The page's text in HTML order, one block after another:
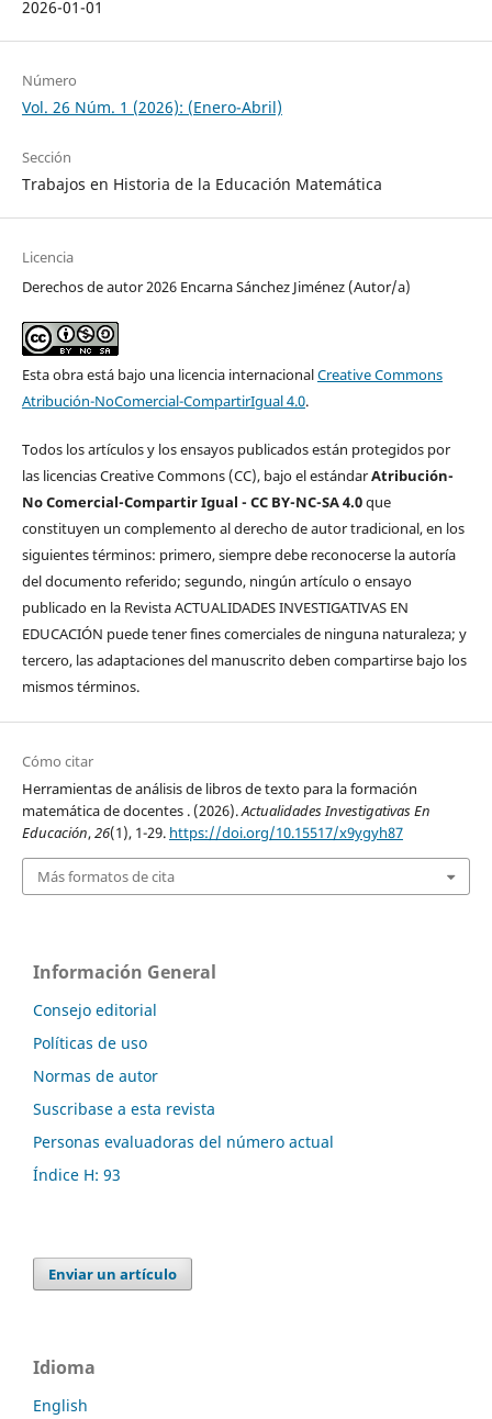
2026-01-01
Número
Vol. 26 Núm. 1 (2026): (Enero-Abril)
Sección
Trabajos en Historia de la Educación Matemática
Licencia
Derechos de autor 2026 Encarna Sánchez Jiménez (Autor/a)
Esta obra está bajo una licencia internacionalCreative Commons
Atribución-NoComercial-CompartirIgual 4.0.
Todos los artículos y los ensayos publicados están protegidos por
las licencias Creative Commons (CC), bajo el estándarAtribución-
No Comercial-Compartir Igual - CC BY-NC-SA 4.0que
constituyen un complemento al derecho de autor tradicional, en los
siguientes términos: primero, siempre debe reconocerse la autoría
del documento referido; segundo, ningún artículo o ensayo
publicado en la Revista ACTUALIDADES INVESTIGATIVAS EN
EDUCACIÓN puede tener fines comerciales de ninguna naturaleza; y
tercero, las adaptaciones del manuscrito deben compartirse bajo los
mismos términos.
Cómo citar
Herramientas de análisis de libros de texto para la formación
matemática de docentes . (2026).Actualidades Investigativas En
Educación,26(1), 1-29. https://doi.org/10.15517/x9ygyh87
Más formatos de cita
Información General
Consejo editorial
Políticas de uso
Normas de autor
Suscribase a esta revista
Personas evaluadoras del número actual
Índice H: 93
Enviar un artículo
Idioma
English